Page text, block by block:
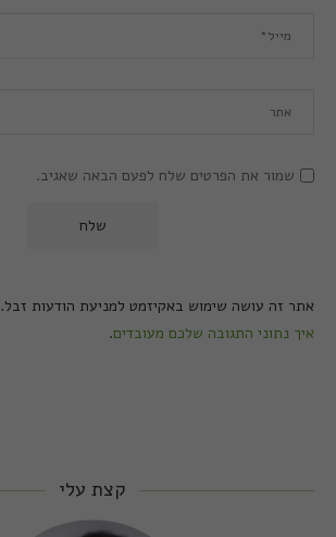
שמור את הפרטים שלח לפעם הבאה שאגיב.
אתר זה עושה שימוש באקיזמט למניעת הודעות זבל.
איך נתוני התגובה שלכם מעובדים.
קצת עלי